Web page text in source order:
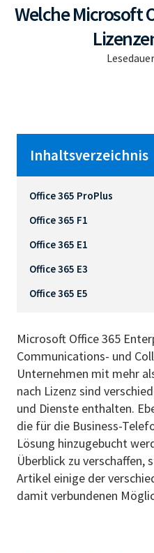
Welche Microsoft
Inhaltsverzeichnis
Office 365 ProPlus
Office 365 F1
Office 365 E1
Office 365 E3
Office 365 E5
Microsoft Office 365
Communications- und
Unternehmen mit mehr
nach Lizenz sind
und Dienste enthalten.
die für die Business-
Lösung hinzugebucht
Überblick zu verschaffen,
Artikel einige der
damit verbundenen